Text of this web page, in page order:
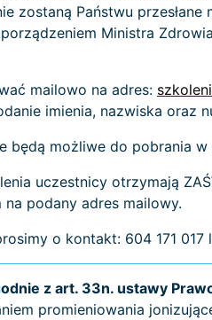
zostaną Państwu
Ministra
mailowo na adres:
imienia, nazwiska oraz
będą możliwe do pobrania
uczestnicy otrzymają
na podany adres mailowy.
o kontakt: 604 171 017
z art. 33n. ustawy
promieniowania